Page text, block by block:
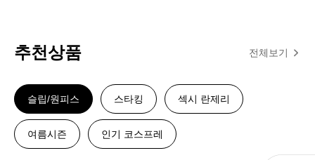
추천상품 전체보기
슬립/원피스 스타킹 섹시 란제리
여름시즌 인기 코스프레